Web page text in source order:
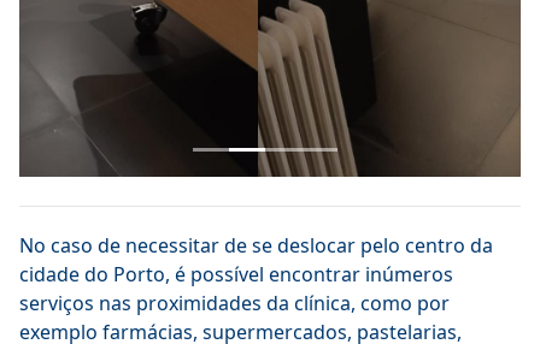
No caso de necessitar de se deslocar pelo centro da
cidade do Porto, é possível encontrar inúmeros
serviços nas proximidades da clínica, como por
exemplo farmácias, supermercados, pastelarias,